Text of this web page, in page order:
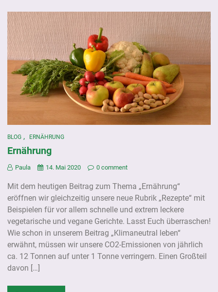
BLOG , ERNÄHRUNG
Ernährung
Paula 14. Mai 2020 0 comment
Mit dem heutigen Beitrag zum Thema „Ernährung“
eröffnen wir gleichzeitig unsere neue Rubrik „Rezepte“ mit
Beispielen für vor allem schnelle und extrem leckere
vegetarische und vegane Gerichte. Lasst Euch überraschen!
Wie schon in unserem Beitrag „Klimaneutral leben“
erwähnt, müssen wir unsere CO2-Emissionen von jährlich
ca. 12 Tonnen auf unter 1 Tonne verringern. Einen Großteil
davon […]